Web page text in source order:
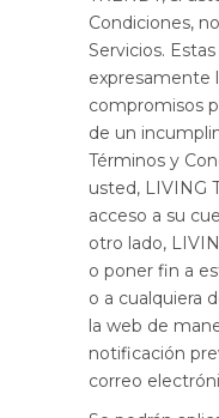
Condiciones,
Servicios.
expresamente
compromisos
de un
Términos y
usted, LIVING
acceso a su
otro lado,
o poner fin a
o a cualquiera
la web de
notificación
correo